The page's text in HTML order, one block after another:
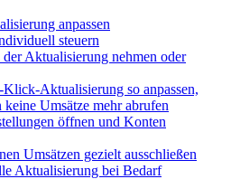
anpassen
steuern
Aktualisierung nehmen oder
Aktualisierung so anpassen,
keine Umsätze mehr abrufen
öffnen und Konten
Umsätzen gezielt ausschließen
Aktualisierung bei Bedarf